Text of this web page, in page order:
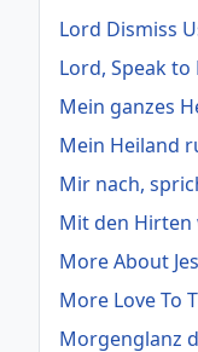
Lord Dismiss
Lord, Speak to
Mein ganzes
Mein Heiland
Mir nach,
Mit den Hirten
More About
More Love To
Morgenglanz